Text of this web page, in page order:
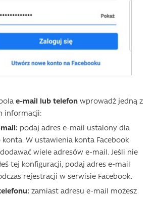
e-mail lub telefon wprowadź jedną z
informacji:
podaj adres e-mail ustalony dla
konta. W ustawienia konta Facebook
wiele adresów e-mail. Jeśli nie
tej konfiguracji, podaj adres e-mail
rejestracji w serwisie Facebook.
zamiast adresu e-mail możesz